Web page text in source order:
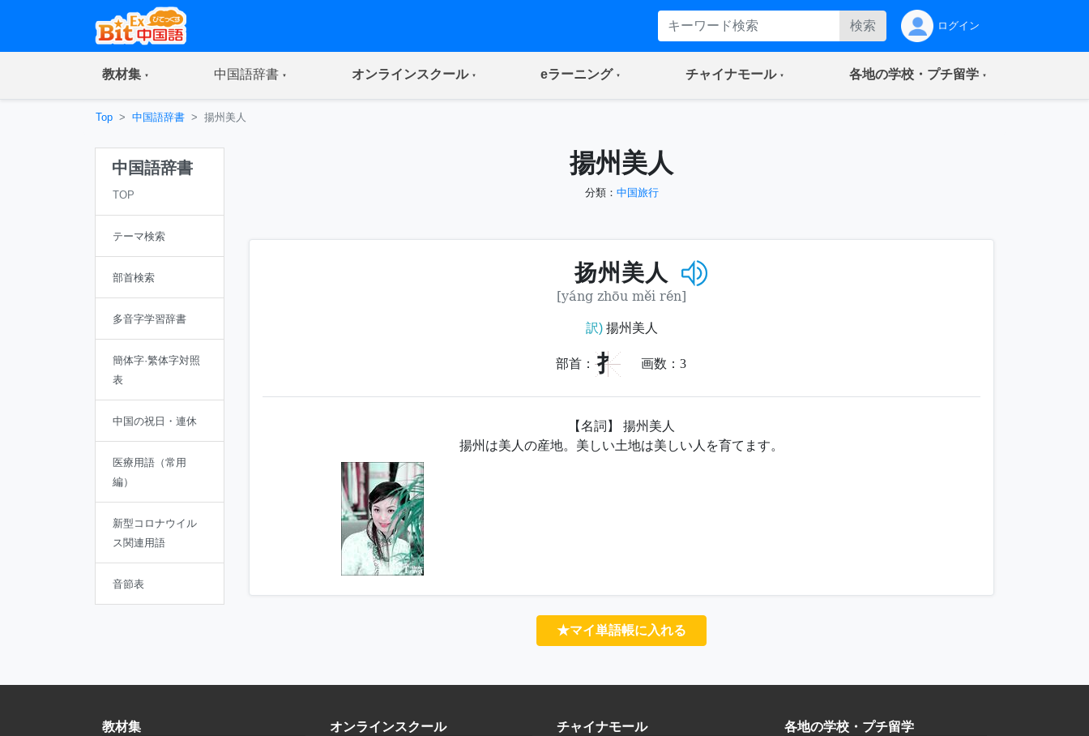
検索 ログイン
教材集(current) 中国語辞書(current) オンラインスクール(current) eラーニング(current) チャイナモール(current) 各地の学校・プチ留学(current)
Top 中国語辞書 揚州美人
中国語辞書
TOP
テーマ検索
部首検索
多音字学習辞書
簡体字·繁体字対照
表
中国の祝日・連休
医療用語（常用
編）
新型コロナウイル
ス関連用語
音節表
揚州美人
分類： 中国旅行
扬州美人
[yáng zhōu měi rén]
訳)揚州美人
部首： 扌 画数： 3
【名詞】 揚州美人
揚州は美人の産地。美しい土地は美しい人を育てます。
★マイ単語帳に入れる
教材集 オンラインスクール チャイナモール 各地の学校・プチ留学